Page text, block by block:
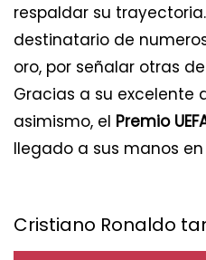
respaldar su
destinatario de
oro, por señalar otras
Gracias a su excelente
asimismo, el Premio
llegado a sus manos
Cristiano Ronaldo